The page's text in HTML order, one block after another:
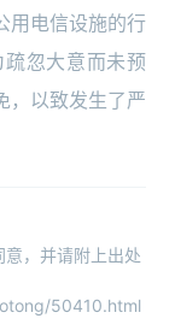
用电信设施的行
忽大意而未预
，以致发生了严
，并请附上出处
50410.html